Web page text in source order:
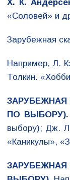
Х. К.
«Соловей» и
Зарубежная
Например, Л.
Толкин.
ПО ВЫБОРУ).
выбору); Дж.
«Каникулы»,